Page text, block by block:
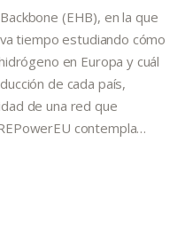
(EHB), en la que
tiempo estudiando cómo
en Europa y cuál
de cada país,
de una red que
contempla…